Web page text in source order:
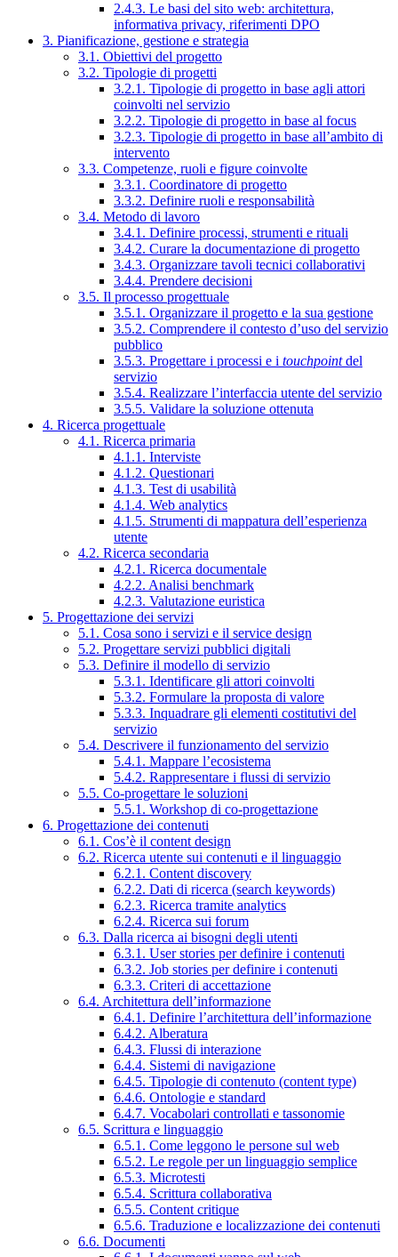
2.4.3. Le basi del sito web: architettura,
informativa privacy, riferimenti DPO
3. Pianificazione, gestione e strategia
3.1. Obiettivi del progetto
3.2. Tipologie di progetti
3.2.1. Tipologie di progetto in base agli attori
coinvolti nel servizio
3.2.2. Tipologie di progetto in base al focus
3.2.3. Tipologie di progetto in base all’ambito di
intervento
3.3. Competenze, ruoli e figure coinvolte
3.3.1. Coordinatore di progetto
3.3.2. Definire ruoli e responsabilità
3.4. Metodo di lavoro
3.4.1. Definire processi, strumenti e rituali
3.4.2. Curare la documentazione di progetto
3.4.3. Organizzare tavoli tecnici collaborativi
3.4.4. Prendere decisioni
3.5. Il processo progettuale
3.5.1. Organizzare il progetto e la sua gestione
3.5.2. Comprendere il contesto d’uso del servizio
pubblico
3.5.3. Progettare i processi e i touchpointdel
servizio
3.5.4. Realizzare l’interfaccia utente del servizio
3.5.5. Validare la soluzione ottenuta
4. Ricerca progettuale
4.1. Ricerca primaria
4.1.1. Interviste
4.1.2. Questionari
4.1.3. Test di usabilità
4.1.4. Web analytics
4.1.5. Strumenti di mappatura dell’esperienza
utente
4.2. Ricerca secondaria
4.2.1. Ricerca documentale
4.2.2. Analisi benchmark
4.2.3. Valutazione euristica
5. Progettazione dei servizi
5.1. Cosa sono i servizi e il service design
5.2. Progettare servizi pubblici digitali
5.3. Definire il modello di servizio
5.3.1. Identificare gli attori coinvolti
5.3.2. Formulare la proposta di valore
5.3.3. Inquadrare gli elementi costitutivi del
servizio
5.4. Descrivere il funzionamento del servizio
5.4.1. Mappare l’ecosistema
5.4.2. Rappresentare i flussi di servizio
5.5. Co-progettare le soluzioni
5.5.1. Workshop di co-progettazione
6. Progettazione dei contenuti
6.1. Cos’è il content design
6.2. Ricerca utente sui contenuti e il linguaggio
6.2.1. Content discovery
6.2.2. Dati di ricerca (search keywords)
6.2.3. Ricerca tramite analytics
6.2.4. Ricerca sui forum
6.3. Dalla ricerca ai bisogni degli utenti
6.3.1. User stories per definire i contenuti
6.3.2. Job stories per definire i contenuti
6.3.3. Criteri di accettazione
6.4. Architettura dell’informazione
6.4.1. Definire l’architettura dell’informazione
6.4.2. Alberatura
6.4.3. Flussi di interazione
6.4.4. Sistemi di navigazione
6.4.5. Tipologie di contenuto (content type)
6.4.6. Ontologie e standard
6.4.7. Vocabolari controllati e tassonomie
6.5. Scrittura e linguaggio
6.5.1. Come leggono le persone sul web
6.5.2. Le regole per un linguaggio semplice
6.5.3. Microtesti
6.5.4. Scrittura collaborativa
6.5.5. Content critique
6.5.6. Traduzione e localizzazione dei contenuti
6.6. Documenti